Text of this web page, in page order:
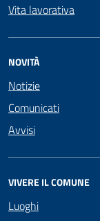
Vita lavorativa
NOVITÀ
Notizie
Comunicati
Avvisi
VIVERE IL COMUNE
Luoghi